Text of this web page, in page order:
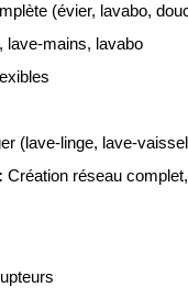
(évier, lavabo,
lave-mains, lavabo
(lave-linge, lave-
Création réseau